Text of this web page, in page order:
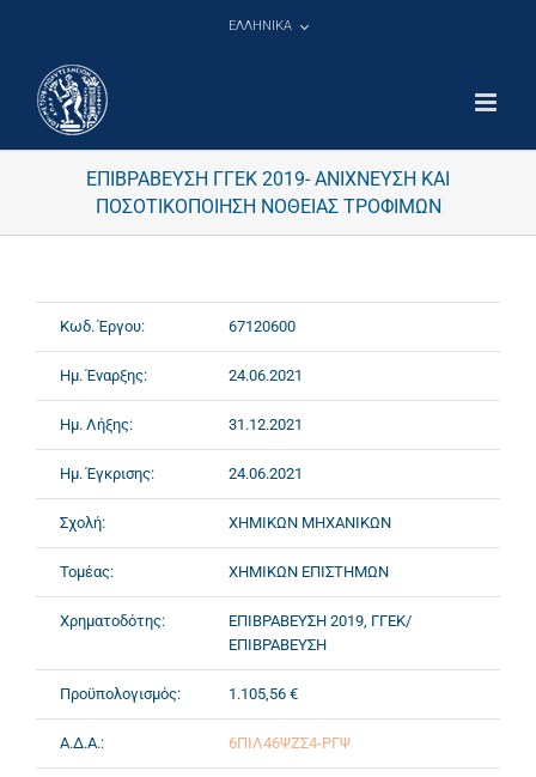
ΕΛΛΗΝΙΚΑ
ΕΠΙΒΡΑΒΕΥΣΗ ΓΓΕΚ 2019- ΑΝΙΧΝΕΥΣΗ ΚΑΙ
ΠΟΣΟΤΙΚΟΠΟΙΗΣΗ ΝΟΘΕΙΑΣ ΤΡΟΦΙΜΩΝ
Κωδ. Έργου: 67120600
Ημ. Έναρξης: 24.06.2021
Ημ. Λήξης: 31.12.2021
Ημ. Έγκρισης: 24.06.2021
Σχολή: ΧΗΜΙΚΩΝ ΜΗΧΑΝΙΚΩΝ
Τομέας: ΧΗΜΙΚΩΝ ΕΠΙΣΤΗΜΩΝ
Χρηματοδότης:
ΕΠΙΒΡΑΒΕΥΣΗ 2019, ΓΓΕΚ/
ΕΠΙΒΡΑΒΕΥΣΗ
Προϋπολογισμός: 1.105,56 €
Α.Δ.Α.: 6ΠΙΛ46ΨΖΣ4-ΡΓΨ